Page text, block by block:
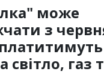
може
з
світло, газ